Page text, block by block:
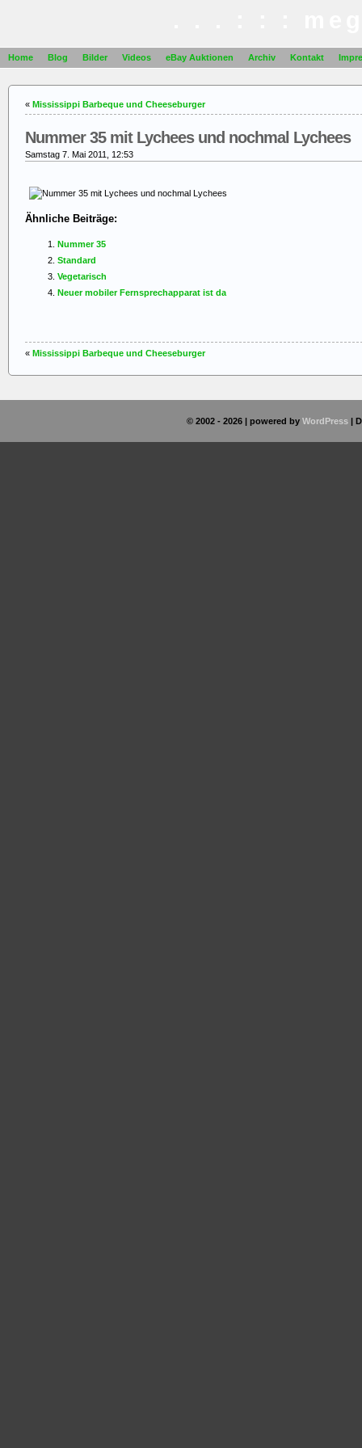
Home Blog Bilder Videos eBay Auktionen Archiv Kontakt
« Mississippi Barbeque und Cheeseburger
Nummer 35 mit Lychees und nochmal Lychees
Samstag 7. Mai 2011, 12:53
Ähnliche Beiträge:
Nummer 35
Standard
Vegetarisch
Neuer mobiler Fernsprechapparat ist da
« Mississippi Barbeque und Cheeseburger
© 2002 - 2026 | powered by WordPress|